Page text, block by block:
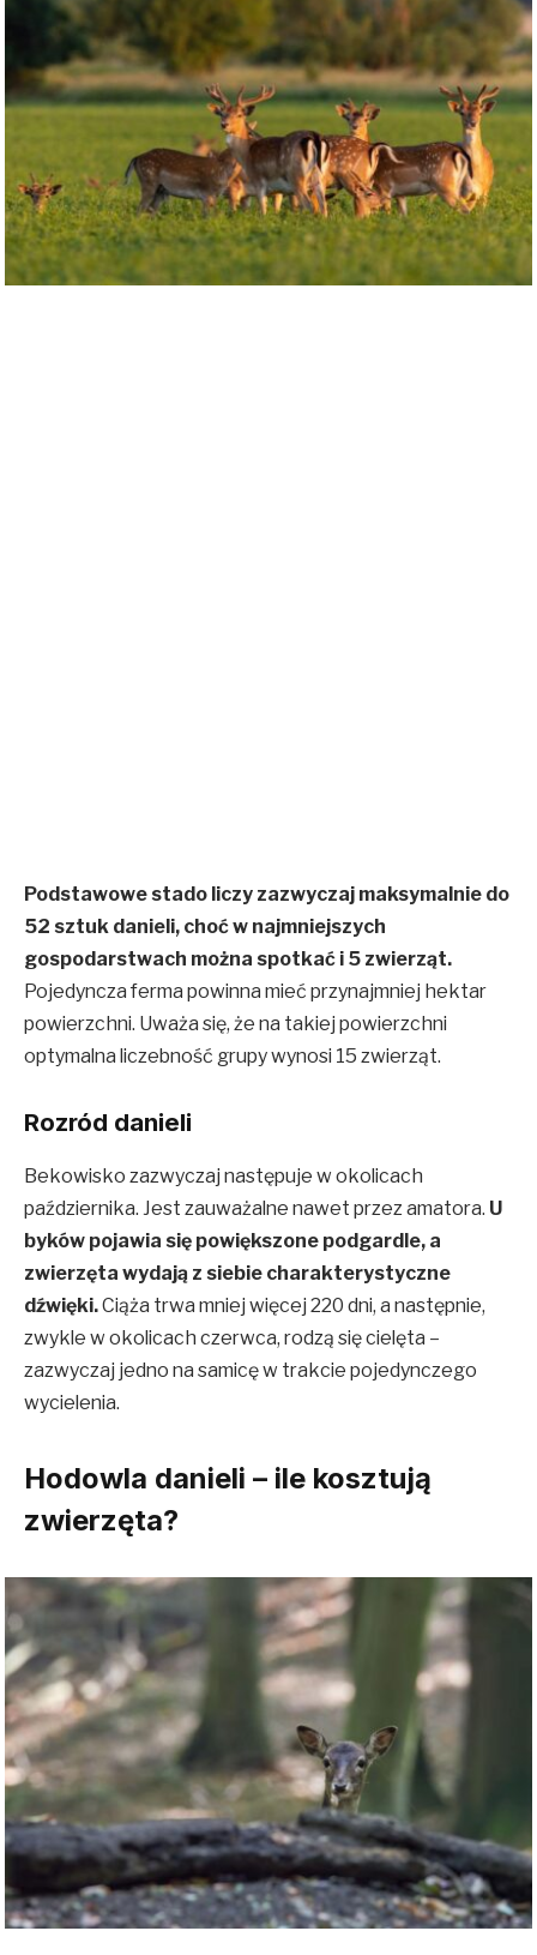
Podstawowe stado liczy zazwyczaj maksymalnie do
52 sztuk danieli, choć w najmniejszych
gospodarstwach można spotkać i 5 zwierząt.
Pojedyncza ferma powinna mieć przynajmniej hektar
powierzchni. Uważa się, że na takiej powierzchni
optymalna liczebność grupy wynosi 15 zwierząt.
Rozród danieli
Bekowisko zazwyczaj następuje w okolicach
października. Jest zauważalne nawet przez amatora. U
byków pojawia się powiększone podgardle, a
zwierzęta wydają z siebie charakterystyczne
dźwięki.Ciąża trwa mniej więcej 220 dni, a następnie,
zwykle w okolicach czerwca, rodzą się cielęta –
zazwyczaj jedno na samicę w trakcie pojedynczego
wycielenia.
Hodowla danieli – ile kosztują
zwierzęta?